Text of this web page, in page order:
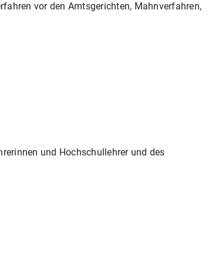
vor den Amtsgerichten, Mahnverfahren,
und Hochschullehrer und des